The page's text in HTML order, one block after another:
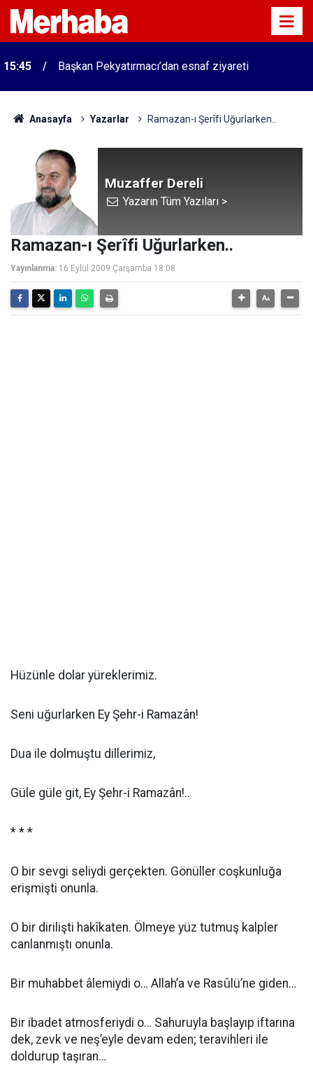
15:45 Başkan Pekyatırmacı’dan esnaf ziyareti
Anasayfa Yazarlar Ramazan-ı Şerîfi Uğurlarken..
Muzaffer Dereli
Yazarın Tüm Yazıları >
Ramazan-ı Şerîfi Uğurlarken..
Yayınlanma: 16 Eylül 2009 Çarşamba 18:08
Hüzünle dolar yüreklerimiz.
Seni uğurlarken Ey Şehr-i Ramazân!
Dua ile dolmuştu dillerimiz,
Güle güle git, Ey Şehr-i Ramazân!..
* * *
O bir sevgi seliydi gerçekten. Gönüller coşkunluğa
erişmişti onunla.
O bir dirilişti hakîkaten. Ölmeye yüz tutmuş kalpler
canlanmıştı onunla.
Bir muhabbet âlemiydi o… Allah’a ve Rasûlü’ne giden…
Bir ibadet atmosferiydi o… Sahuruyla başlayıp iftarına
dek, zevk ve neş’eyle devam eden; teravihleri ile
doldurup taşıran…